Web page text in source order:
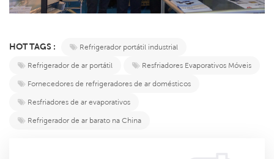
HOT TAGS :
Refrigerador portátil industrial
Refrigerador de ar portátil
Resfriadores Evaporativos Móveis
Fornecedores de refrigeradores de ar domésticos
Resfriadores de ar evaporativos
Refrigerador de ar barato na China